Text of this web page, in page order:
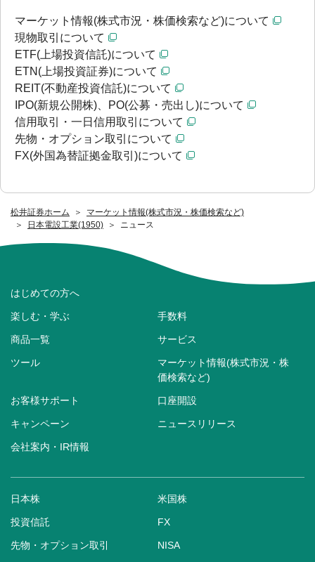
松井証券ホーム
マーケット情報(株式市況・株価検索など)
日本電設工業(1950)
ニュース
マーケット情報(株式市況・株価検索など)について
現物取引について
ETF(上場投資信託)について
ETN(上場投資証券)について
REIT(不動産投資信託)について
IPO(新規公開株)、PO(公募・売出し)について
信用取引・一日信用取引について
先物・オプション取引について
FX(外国為替証拠金取引)について
はじめての方へ
楽しむ・学ぶ 手数料
商品一覧 サービス
ツール
マーケット情報(株式市況・株
価検索など)
お客様サポート 口座開設
キャンペーン ニュースリリース
会社案内・IR情報
日本株 米国株
投資信託 FX
先物・オプション取引 NISA